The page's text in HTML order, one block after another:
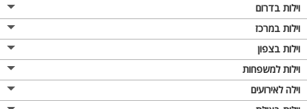
וילות בדרום
וילות במרכז
וילות בצפון
וילות למשפחות
וילה לאירועים